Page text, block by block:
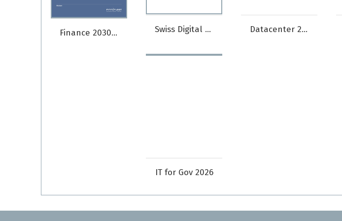
Finance 2030 - Ausgabe 2026 Swiss Digital Ranking 2026 Datacenter 2026